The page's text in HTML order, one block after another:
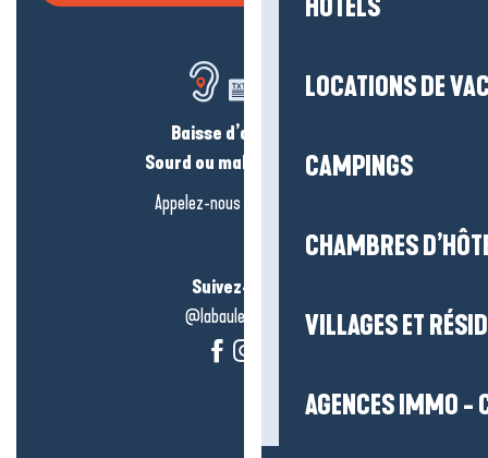
HÔTELS
LOCATIONS DE
CAMPINGS
CHAMBRES
VILLAGES ET
AGENCES IMMO -
Baisse d’audition ?
Sourd ou malentendant ?
Appelez-nous en
Suivez-nous !
@labauleguérande